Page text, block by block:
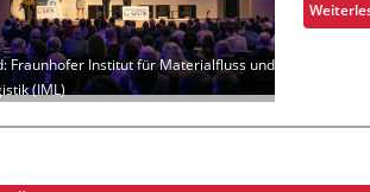
Fraunhofer Institut für Materialfluss und
(IML)